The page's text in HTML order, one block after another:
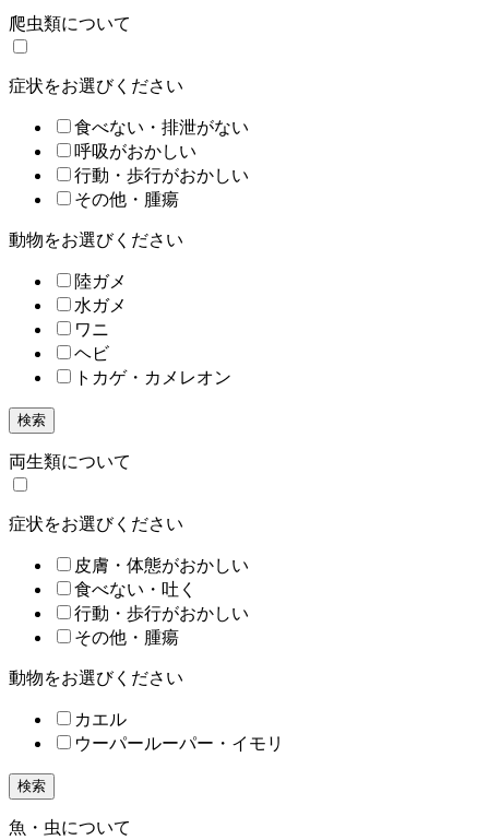
爬虫類について
症状をお選びください
食べない・排泄がない
呼吸がおかしい
行動・歩行がおかしい
その他・腫瘍
動物をお選びください
陸ガメ
水ガメ
ワニ
ヘビ
トカゲ・カメレオン
検索
両生類について
症状をお選びください
皮膚・体態がおかしい
食べない・吐く
行動・歩行がおかしい
その他・腫瘍
動物をお選びください
カエル
ウーパールーパー・イモリ
検索
魚・虫について